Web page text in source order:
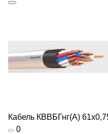
Кабель КВВБГнг(А)
0